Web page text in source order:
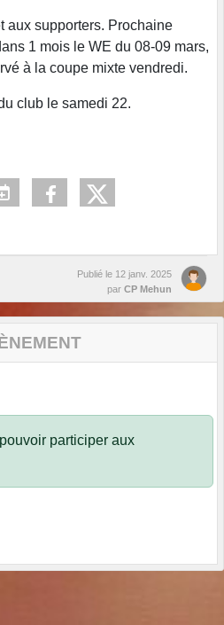
aux supporters. Prochaine
1 mois le WE du 08-09 mars,
à la coupe mixte vendredi.
club le samedi 22.
Publié le 12 janv. 2025
par CP Mehun
participer aux